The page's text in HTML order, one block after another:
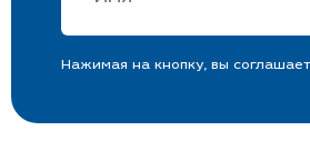
Нажимая на кнопку, вы